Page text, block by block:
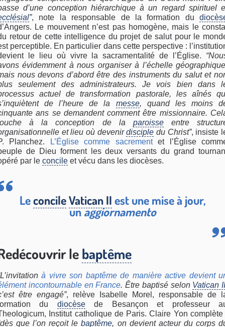
d’une conception hiérarchique à un regard spirituel
”, note la responsable de la formation du
Le mouvement n’est pas homogène, mais le
retour de cette intelligence du projet de salut pour le
perceptible. En particulier dans cette perspective :
le lieu où vivre la sacramentalité de l’Église.
évidemment à nous organiser à l’échelle
nous devons d’abord être des instruments du salut et
seulement des administrateurs. Je vois bien dans
actuel de transformation pastorale, les aînés
de l’heure de la messe, quand les moins
ans se demandent comment être missionnaire.
à la conception de la paroisseentre
et lieu où devenirdisciple du Christ”, insiste
Planchez.
L’Église comme sacrementet l’Église
de Dieu forment les deux versants du grand
par le concile et vécu dans les diocèses.
LeconcileVatican II est une mise à jour,
unaggiornamento
le baptême
à vivre son baptême de manière active devient
incontournable en France. Être baptisé selon Vatican II
être engagé”, relève Isabelle Morel, responsable de
du diocèsede Besançon et professeur
Institut catholique de Paris. Claire Yon complète
que l’on reçoit lebaptême, on devient acteur du corps